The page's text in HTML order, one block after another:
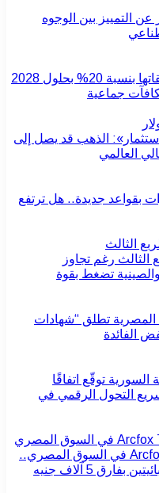
التمييز بين الوجوه
فولكس فاغن تخطط لخفض نفقاتها بنسبة 20% بحلول 2028
جماعية
الذهب قد يصل إلى
بقواعد جديدة.. هل ترتفع
في الربع الثالث رغم تجاوز
والصينية تضغط بقوة
المصرية تطلق “شهادات
الفائدة
توقّع اتفاقًا
التحول الرقمي في
BYD Dolphin Surf تواجه Arcfox T1 في السوق المصري..
5 آلاف جنيه